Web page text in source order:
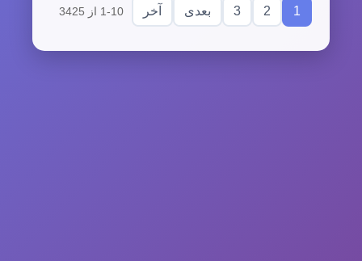
1
2
3 بعدی آخر 1-10 از 3425